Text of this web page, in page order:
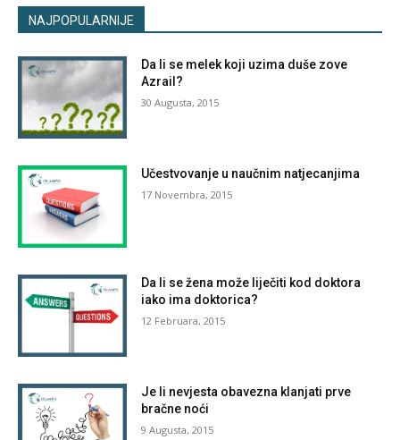
NAJPOPULARNIJE
Da li se melek koji uzima duše zove
Azrail?
30 Augusta, 2015
Učestvovanje u naučnim natjecanjima
17 Novembra, 2015
Da li se žena može liječiti kod doktora
iako ima doktorica?
12 Februara, 2015
Je li nevjesta obavezna klanjati prve
bračne noći
9 Augusta, 2015